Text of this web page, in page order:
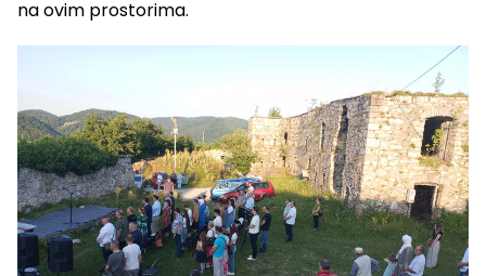
na ovim prostorima.